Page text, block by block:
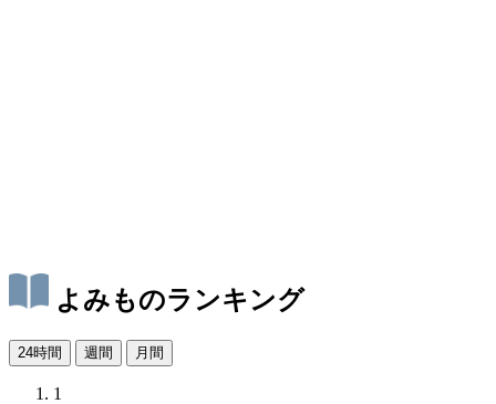
よみものランキング
24時間 週間 月間
1